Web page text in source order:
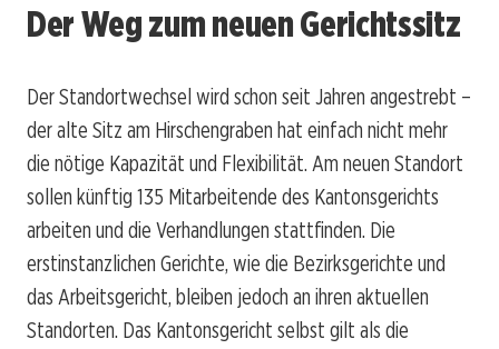
Der Weg zum neuen Gerichtssitz
Der Standortwechsel wird schon seit Jahren angestrebt –
der alte Sitz am Hirschengraben hat einfach nicht mehr
die nötige Kapazität und Flexibilität. Am neuen Standort
sollen künftig 135 Mitarbeitende des Kantonsgerichts
arbeiten und die Verhandlungen stattfinden. Die
erstinstanzlichen Gerichte, wie die Bezirksgerichte und
das Arbeitsgericht, bleiben jedoch an ihren aktuellen
Standorten. Das Kantonsgericht selbst gilt als die